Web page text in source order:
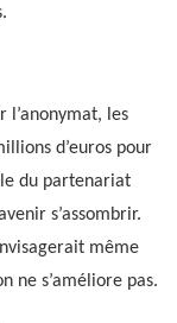
l’anonymat, les
d’euros pour
du partenariat
s’assombrir.
même
ne s’améliore pas.